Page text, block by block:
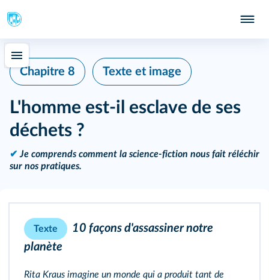
Chapitre 8 Texte et image
L'homme est-il esclave de ses
déchets ?
✔ Je comprends comment la science‑fiction nous fait réléchir
sur nos pratiques.
Texte
10 façons d'assassiner notre
planète
Rita Kraus imagine un monde qui a produit tant de